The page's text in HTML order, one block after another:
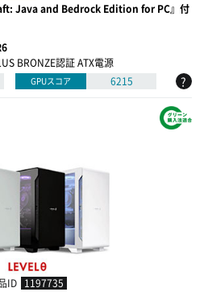
Java and Bedrock Edition for PC』付
BRONZE認証 ATX電源
GPUスコア 6215 ?
ID 1197735